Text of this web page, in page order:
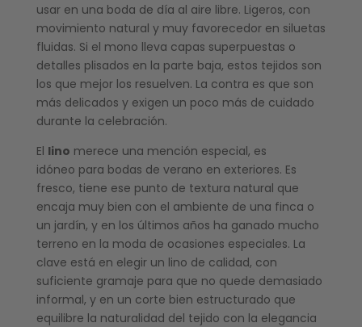
usar en una boda de día al aire libre. Ligeros, con
movimiento natural y muy favorecedor en siluetas
fluidas. Si el mono lleva capas superpuestas o
detalles plisados en la parte baja, estos tejidos son
los que mejor los resuelven. La contra es que son
más delicados y exigen un poco más de cuidado
durante la celebración.
El lino merece una mención especial, es
idóneo para bodas de verano en exteriores. Es
fresco, tiene ese punto de textura natural que
encaja muy bien con el ambiente de una finca o
un jardín, y en los últimos años ha ganado mucho
terreno en la moda de ocasiones especiales. La
clave está en elegir un lino de calidad, con
suficiente gramaje para que no quede demasiado
informal, y en un corte bien estructurado que
equilibre la naturalidad del tejido con la elegancia